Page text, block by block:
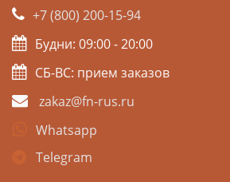
+7 (800) 200-15-94
Будни: 09:00 - 20:00
СБ-ВС: прием заказов
zakaz@fn-rus.ru
Whatsapp
Telegram